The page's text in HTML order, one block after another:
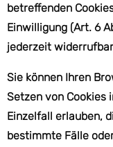
betreffenden
Einwilligung (Art. 6
jederzeit
Sie können Ihren
Setzen von Cookies
Einzelfall erlauben,
bestimmte Fälle